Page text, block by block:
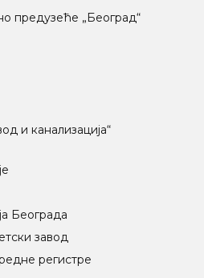
предузеће „Београд“
и канализација“
Београда
завод
регистре